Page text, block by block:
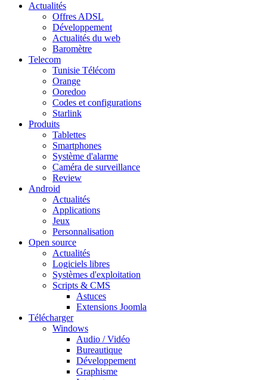
Actualités
Offres ADSL
Développement
Actualités du web
Baromètre
Telecom
Tunisie Télécom
Orange
Ooredoo
Codes et configurations
Starlink
Produits
Tablettes
Smartphones
Système d'alarme
Caméra de surveillance
Review
Android
Actualités
Applications
Jeux
Personnalisation
Open source
Actualités
Logiciels libres
Systèmes d'exploitation
Scripts & CMS
Astuces
Extensions Joomla
Télécharger
Windows
Audio / Vidéo
Bureautique
Développement
Graphisme